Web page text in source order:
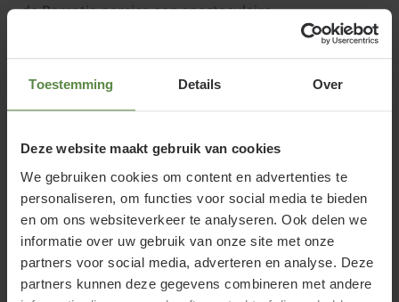
Toestemming Details Over
Deze website maakt gebruik van cookies
We gebruiken cookies om content en advertenties te
personaliseren, om functies voor social media te bieden
en om ons websiteverkeer te analyseren. Ook delen we
informatie over uw gebruik van onze site met onze
partners voor social media, adverteren en analyse. Deze
partners kunnen deze gegevens combineren met andere
de Parrotia persica een spectaculaire
herfstverkleuring. Het blad kleurt eerst prachtig
geel, oranje en rood (vaak gevlamd; vandaar de
Nederlandse naam lei-vlamboom). Het blad valt
relatief laat van de boom af en daarmee is het onder
relatieve lange periode blad heeft.
In het vroege voorjaar, nog voordat het blad aan de
boom komt, zullen de bloemen verschijnen op het